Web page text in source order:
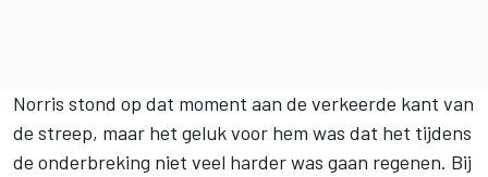
Norris stond op dat moment aan de verkeerde kant van
de streep, maar het geluk voor hem was dat het tijdens
de onderbreking niet veel harder was gaan regenen. Bij